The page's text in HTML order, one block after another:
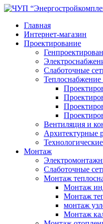
Главная
Интернет-магазин
Проектирование
Слаботочные
Теплоснабжение
Вентиляция и
Архитектурные
Монтаж
Слаботочные
Монтаж
Монтаж
Монтаж
монтаж
Монтаж